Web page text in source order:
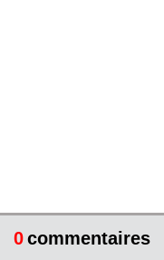
0commentaires